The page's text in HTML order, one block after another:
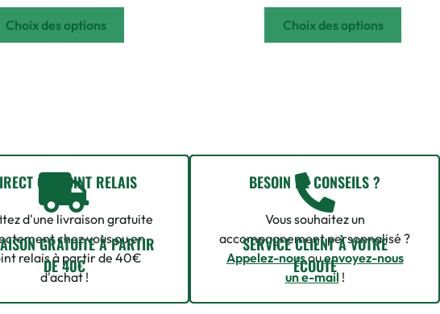
Choix des options Choix des options
GRATUITE À PARTIR
DE 40€
OU POINT RELAIS
d'une livraison gratuite
chez vous ou en
relais à partir de 40€
d'achat !
SERVICE CLIENT À VOTRE
ÉCOUTE
BESOIN DE CONSEILS ?
Vous souhaitez un
accompagnement personnalisé ?
Appelez-nousouenvoyez-nous
un e-mail !